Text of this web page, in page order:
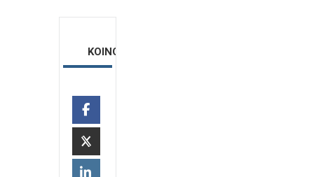
ΚΟΙΝΟΠΟΙΗΣΗ